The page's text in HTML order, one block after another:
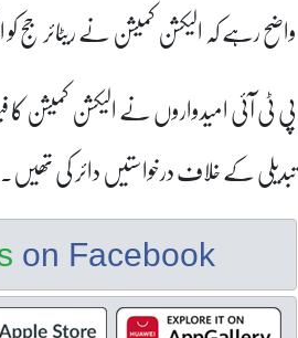
واضح رہے کہ الیکشن کمیشن نے ریٹائر جج کو
پی ٹی آئی امیدواروں نے الیکشن کمیشن
تبدیلی کے خلاف درخواستیں دائر کی تھیں۔
on Facebook